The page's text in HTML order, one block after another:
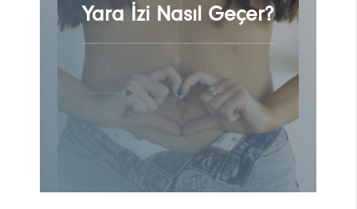
Yara İzi Nasıl Geçer?